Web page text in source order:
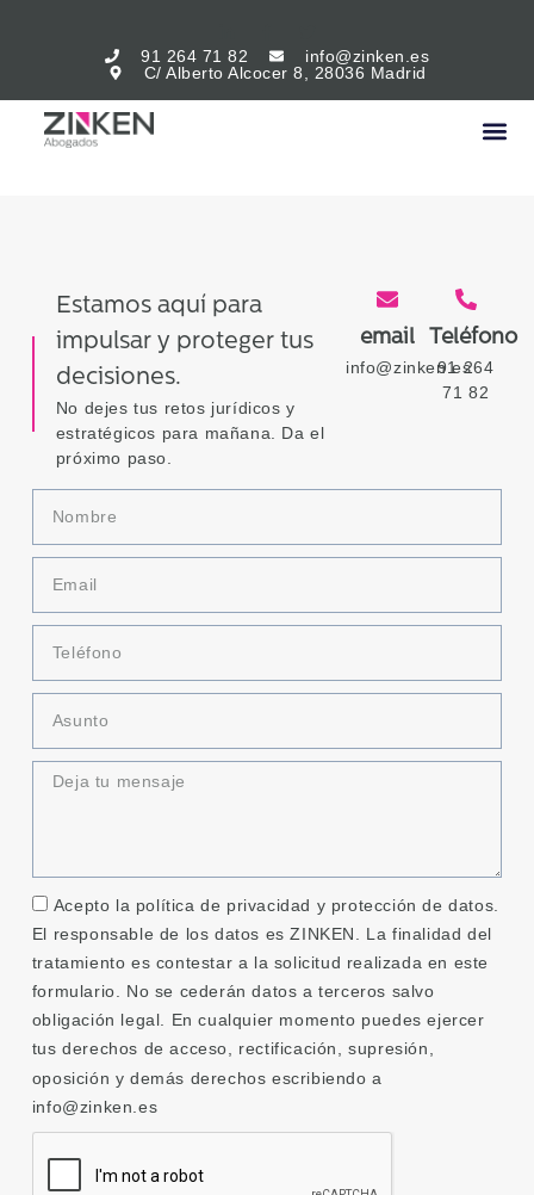
91 264 71 82
info@zinken.es
C/ Alberto Alcocer 8, 28036 Madrid
Estamos aquí para
impulsar y proteger tus
decisiones.
No dejes tus retos jurídicos y
estratégicos para mañana. Da el
próximo paso.
email
info@zinken.es
Teléfono
91 264
71 82
Acepto la política de privacidad y protección de datos.
El responsable de los datos es ZINKEN. La finalidad del
tratamiento es contestar a la solicitud realizada en este
formulario. No se cederán datos a terceros salvo
obligación legal. En cualquier momento puedes ejercer
tus derechos de acceso, rectificación, supresión,
oposición y demás derechos escribiendo a
info@zinken.es